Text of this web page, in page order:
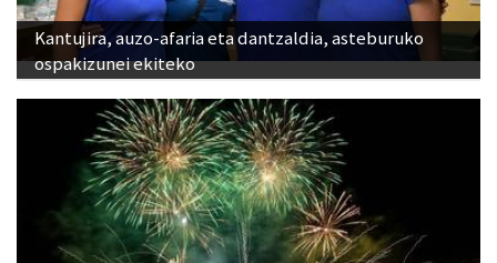
Kantujira, auzo-afaria eta dantzaldia, asteburuko
ospakizunei ekiteko